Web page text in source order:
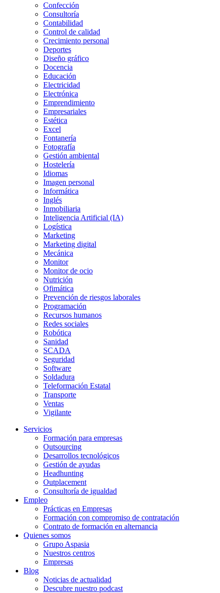
Confección
Consultoría
Contabilidad
Control de calidad
Crecimiento personal
Deportes
Diseño gráfico
Docencia
Educación
Electricidad
Electrónica
Emprendimiento
Empresariales
Estética
Excel
Fontanería
Fotografía
Gestión ambiental
Hostelería
Idiomas
Imagen personal
Informática
Inglés
Inmobiliaria
Inteligencia Artificial (IA)
Logística
Marketing
Marketing digital
Mecánica
Monitor
Monitor de ocio
Nutrición
Ofimática
Prevención de riesgos laborales
Programación
Recursos humanos
Redes sociales
Robótica
Sanidad
SCADA
Seguridad
Software
Soldadura
Teleformación Estatal
Transporte
Ventas
Vigilante
Servicios
Formación para empresas
Outsourcing
Desarrollos tecnológicos
Gestión de ayudas
Headhunting
Outplacement
Consultoría de igualdad
Empleo
Prácticas en Empresas
Formación con compromiso de contratación
Contrato de formación en alternancia
Quienes somos
Grupo Aspasia
Nuestros centros
Empresas
Blog
Noticias de actualidad
Descubre nuestro podcast